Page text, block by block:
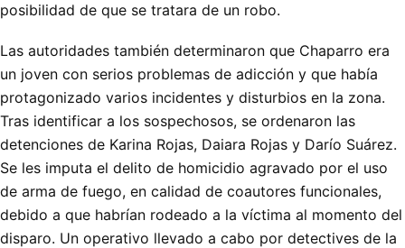
posibilidad de que se tratara de un robo.
Las autoridades también determinaron que Chaparro era
un joven con serios problemas de adicción y que había
protagonizado varios incidentes y disturbios en la zona.
Tras identificar a los sospechosos, se ordenaron las
detenciones de Karina Rojas, Daiara Rojas y Darío Suárez.
Se les imputa el delito de homicidio agravado por el uso
de arma de fuego, en calidad de coautores funcionales,
debido a que habrían rodeado a la víctima al momento del
disparo. Un operativo llevado a cabo por detectives de la